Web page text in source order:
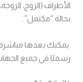
الأطراف (الزوج،
بحالة “مكتمل”.
يمكنك بعدها مباشرة
رسميًا في جميع